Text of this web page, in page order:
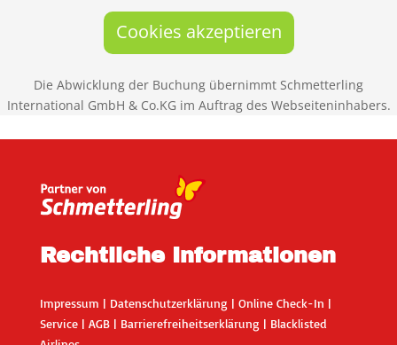
Cookies akzeptieren
Die Abwicklung der Buchung übernimmt Schmetterling
International GmbH & Co.KG im Auftrag des Webseiteninhabers.
Rechtliche Informationen
Impressum | Datenschutzerklärung | Online Check-In |
Service| AGB| Barrierefreiheitserklärung | Blacklisted